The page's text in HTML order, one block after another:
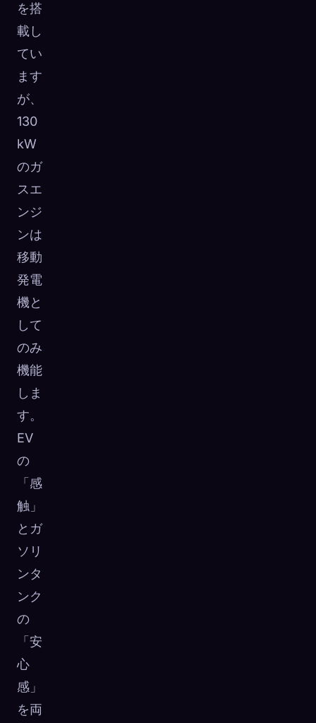
を搭
載し
てい
ます
が、
130
kW
のガ
スエ
ンジ
ンは
移動
発電
機と
して
のみ
機能
しま
す。
EV
の
「感
触」
とガ
ソリ
ンタ
ンク
の
「安
心
感」
を両